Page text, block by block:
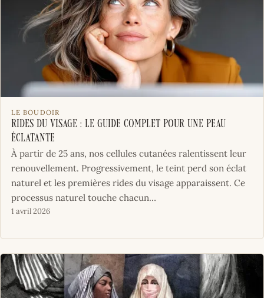
LE BOUDOIR
Rides du visage : le guide complet pour une peau
éclatante
À partir de 25 ans, nos cellules cutanées ralentissent leur
renouvellement. Progressivement, le teint perd son éclat
naturel et les premières rides du visage apparaissent. Ce
processus naturel touche chacun…
1 avril 2026